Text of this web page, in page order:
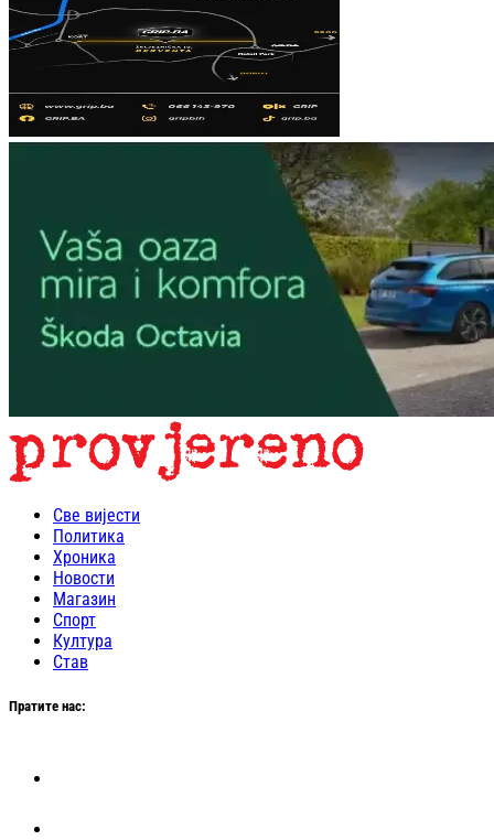
Све вијести
Политика
Хроника
Новости
Магазин
Спорт
Култура
Став
Пратите нас: